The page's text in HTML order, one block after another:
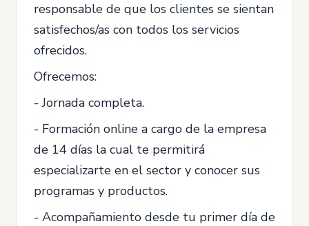
responsable de que los clientes se sientan
satisfechos/as con todos los servicios
ofrecidos.
Ofrecemos:
- Jornada completa.
- Formación online a cargo de la empresa
de 14 días la cual te permitirá
especializarte en el sector y conocer sus
programas y productos.
- Acompañamiento desde tu primer día de